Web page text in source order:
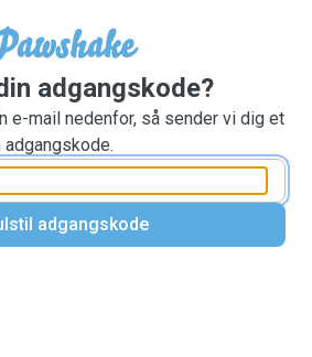
adgangskode?
e-mail nedenfor, så sender vi dig et
adgangskode